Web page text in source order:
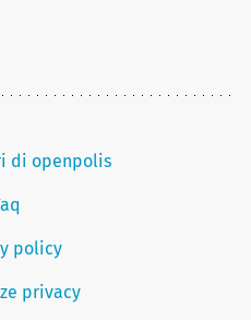
di openpolis
policy
privacy